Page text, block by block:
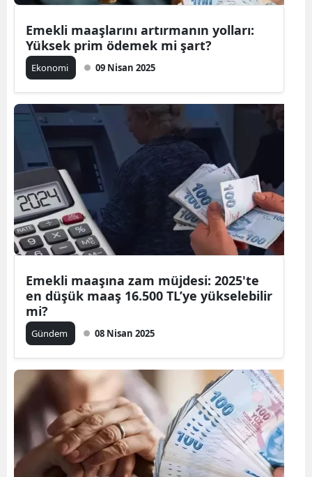
Emekli maaşlarını artırmanın yolları:
Yüksek prim ödemek mi şart?
Ekonomi 09 Nisan 2025
Emekli maaşına zam müjdesi: 2025'te
en düşük maaş 16.500 TL’ye yükselebilir
mi?
Gündem 08 Nisan 2025